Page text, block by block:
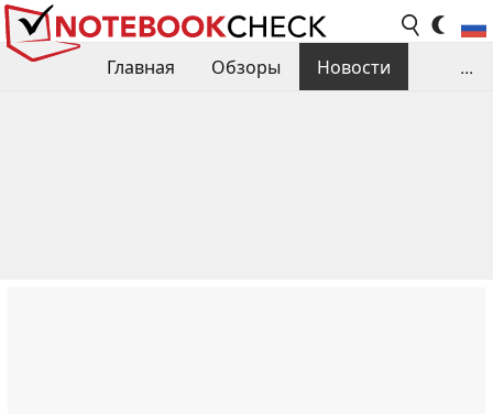
Главная Обзоры
Новости
...